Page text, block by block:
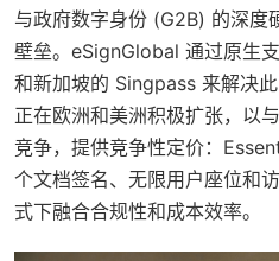
与政府数字身份 (G2B) 的深度
壁垒。eSignGlobal 通过原生
和新加坡的 Singpass 来解决
正在欧洲和美洲积极扩张，以
竞争，提供竞争性定价：
个文档签名、无限用户座位和
式下融合合规性和成本效率。